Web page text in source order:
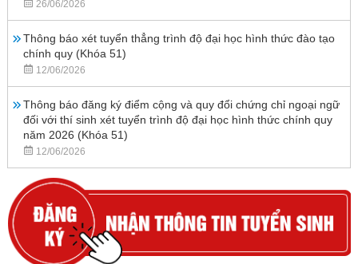
26/06/2026
Thông báo xét tuyển thẳng trình độ đại học hình thức đào tạo
chính quy (Khóa 51)
12/06/2026
Thông báo đăng ký điểm cộng và quy đổi chứng chỉ ngoại ngữ
đối với thí sinh xét tuyển trình độ đại học hình thức chính quy
năm 2026 (Khóa 51)
12/06/2026